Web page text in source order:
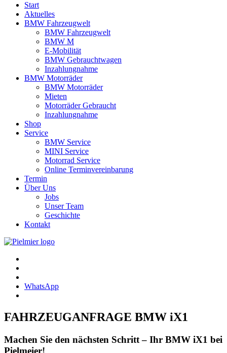
Start
Aktuelles
BMW Fahrzeugwelt
BMW Fahrzeugwelt
BMW M
E-Mobilität
BMW Gebrauchtwagen
Inzahlungnahme
BMW Motorräder
BMW Motorräder
Mieten
Motorräder Gebraucht
Inzahlungnahme
Shop
Service
BMW Service
MINI Service
Motorrad Service
Online Terminvereinbarung
Termin
Über Uns
Jobs
Unser Team
Geschichte
Kontakt
WhatsApp
FAHRZEUGANFRAGE BMW iX1
Machen Sie den nächsten Schritt – Ihr BMW iX1 bei
Pielmeier!